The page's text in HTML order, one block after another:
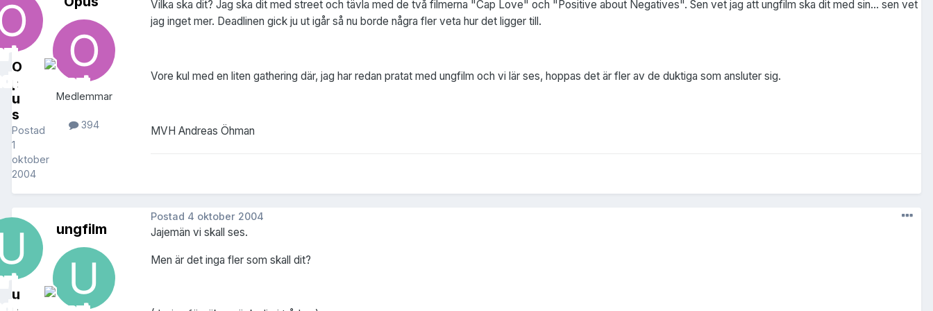
O
p
u
s
Postad
1
oktober
2004
Medlemmar
394
Vilka ska dit? Jag ska dit med street och tävla med de två filmerna "Cap Love" och "Positive about Negatives". Sen vet jag att ungfilm ska dit med sin... sen vet
jag inget mer. Deadlinen gick ju ut igår så nu borde några fler veta hur det ligger till.
Vore kul med en liten gathering där, jag har redan pratat med ungfilm och vi lär ses, hoppas det är fler av de duktiga som ansluter sig.
MVH Andreas Öhman
u
ungfilm
Postad 4 oktober 2004
Jajemän vi skall ses.
Men är det inga fler som skall dit?